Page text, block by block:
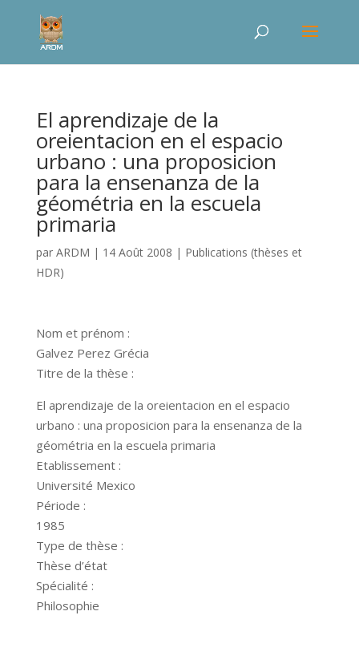
El aprendizaje de la
oreientacion en el espacio
urbano : una proposicion
para la ensenanza de la
géométria en la escuela
primaria
par ARDM | 14 Août 2008 | Publications (thèses et
HDR)
Nom et prénom :
Galvez Perez Grécia
Titre de la thèse :
El aprendizaje de la oreientacion en el espacio
urbano : una proposicion para la ensenanza de la
géométria en la escuela primaria
Etablissement :
Université Mexico
Période :
1985
Type de thèse :
Thèse d’état
Spécialité :
Philosophie